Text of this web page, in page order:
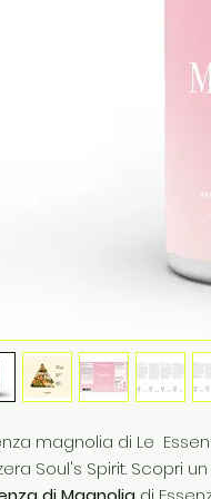
magnolia di Le
Soul's Spirit. Scopri